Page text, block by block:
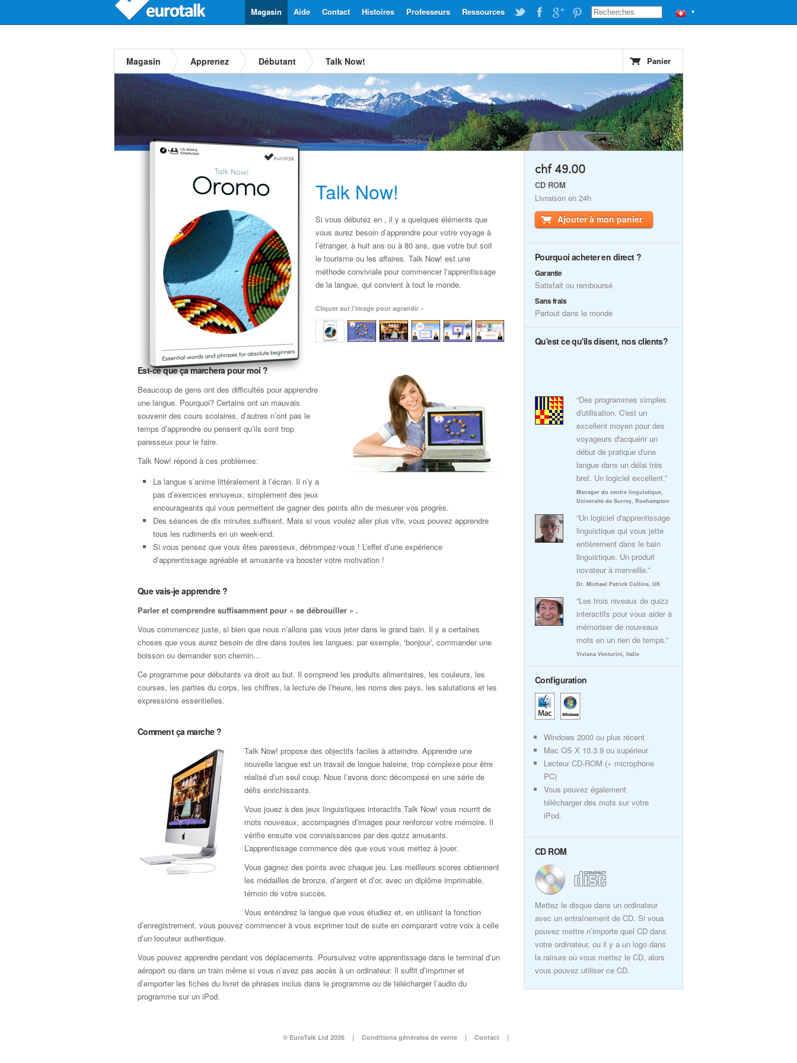
▼
Ressources
Professeurs
Histoires
Contact
Aide
Magasin
Magasin Apprenez Débutant Talk Now! Panier
Talk Now!
Si vous débutez en , il y a quelques éléments que
vous aurez besoin d’apprendre pour votre voyage à
l’étranger, à huit ans ou à 80 ans, que votre but soit
le tourisme ou les affaires. Talk Now! est une
méthode conviviale pour commencer l’apprentissage
de la langue, qui convient à tout le monde.
Cliquer sur l'image pour agrandir »
Est-ce que ça marchera pour moi ?
Beaucoup de gens ont des difficultés pour apprendre
une langue. Pourquoi? Certains ont un mauvais
souvenir des cours scolaires, d’autres n’ont pas le
temps d’apprendre ou pensent qu’ils sont trop
paresseux pour le faire.
Talk Now! répond à ces problèmes:
La langue s’anime littéralement à l’écran. Il n’y a
pas d’exercices ennuyeux, simplement des jeux
encourageants qui vous permettent de gagner des points afin de mesurer vos progrès.
Des séances de dix minutes suffisent. Mais si vous voulez aller plus vite, vous pouvez apprendre
tous les rudiments en un week-end.
Si vous pensez que vous êtes paresseux, détrompez-vous ! L’effet d’une expérience
d’apprentissage agréable et amusante va booster votre motivation !
Que vais-je apprendre ?
Parler et comprendre suffisamment pour « se débrouiller » .
Vous commencez juste, si bien que nous n’allons pas vous jeter dans le grand bain. Il y a certaines
choses que vous aurez besoin de dire dans toutes les langues: par exemple, ‘bonjour’, commander une
boisson ou demander son chemin…
Ce programme pour débutants va droit au but. Il comprend les produits alimentaires, les couleurs, les
courses, les parties du corps, les chiffres, la lecture de l’heure, les noms des pays, les salutations et les
expressions essentielles.
Comment ça marche ?
Talk Now! propose des objectifs faciles à atteindre. Apprendre une
nouvelle langue est un travail de longue haleine, trop complexe pour être
réalisé d’un seul coup. Nous l’avons donc décomposé en une série de
défis enrichissants.
Vous jouez à des jeux linguistiques interactifs.Talk Now! vous nourrit de
mots nouveaux, accompagnés d’images pour renforcer votre mémoire. Il
vérifie ensuite vos connaissances par des quizz amusants.
L’apprentissage commence dès que vous vous mettez à jouer.
Vous gagnez des points avec chaque jeu. Les meilleurs scores obtiennent
les médailles de bronze, d’argent et d’or, avec un diplôme imprimable,
témoin de votre succès.
Vous entendrez la langue que vous étudiez et, en utilisant la fonction
d’enregistrement, vous pouvez commencer à vous exprimer tout de suite en comparant votre voix à celle
d’un locuteur authentique.
Vous pouvez apprendre pendant vos déplacements. Poursuivez votre apprentissage dans le terminal d’un
aéroport ou dans un train même si vous n’avez pas accès à un ordinateur. Il suffit d’imprimer et
d’emporter les fiches du livret de phrases inclus dans le programme ou de télécharger l’audio du
programme sur un iPod.
chf 49.00
CD ROM
Livraison en 24h
Ajouter à mon panier
Pourquoi acheter en direct ?
Garantie
Satisfait ou remboursé
Sans frais
Partout dans le monde
Qu'est ce qu'ils disent, nos clients?
“Des programmes simples
d'utilisation. C'est un
excellent moyen pour des
voyageurs d'acquérir un
début de pratique d'une
langue dans un délai très
bref. Un logiciel excellent.”
Manager du centre linguistique,
Université de Surrey, Roehampton
“Un logiciel d'apprentissage
linguistique qui vous jette
entièrement dans le bain
linguistique. Un produit
novateur à merveille.”
Dr. Michael Patrick Collins, UK
“Les trois niveaux de quizz
interactifs pour vous aider à
mémoriser de nouveaux
mots en un rien de temps.”
Viviana Venturini, Italie
Configuration
Windows 2000 ou plus récent
Mac OS X 10.3.9 ou supérieur
Lecteur CD-ROM (+ microphone
PC)
Vous pouvez également
télécharger des mots sur votre
iPod.
CD ROM
Mettez le disque dans un ordinateur
avec un entraînement de CD. Si vous
pouvez mettre n’importe quel CD dans
votre ordinateur, ou il y a un logo dans
la rainure où vous mettez le CD, alors
vous pouvez utiliser ce CD.
© EuroTalk Ltd 2026 | Conditions générales de vente | Contact |